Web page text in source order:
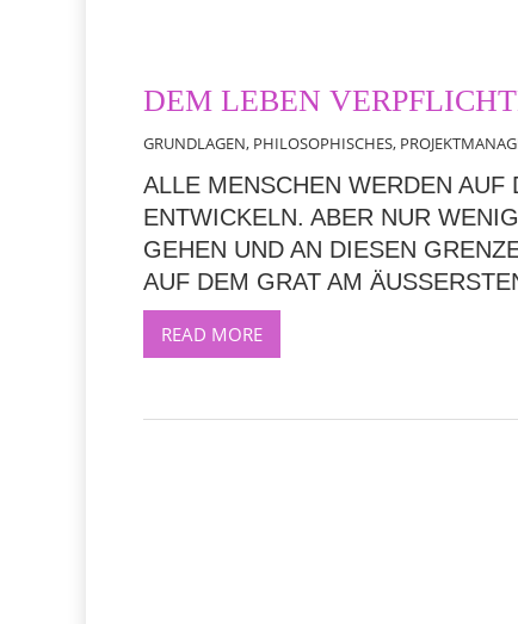
DEM LEBEN
GRUNDLAGEN, PHILOSOPHISCHES,
ALLE MENSCHEN WERDEN
ENTWICKELN. ABER NUR
EHEN UND AN DIESEN
UF DEM GRAT AM
READ MORE